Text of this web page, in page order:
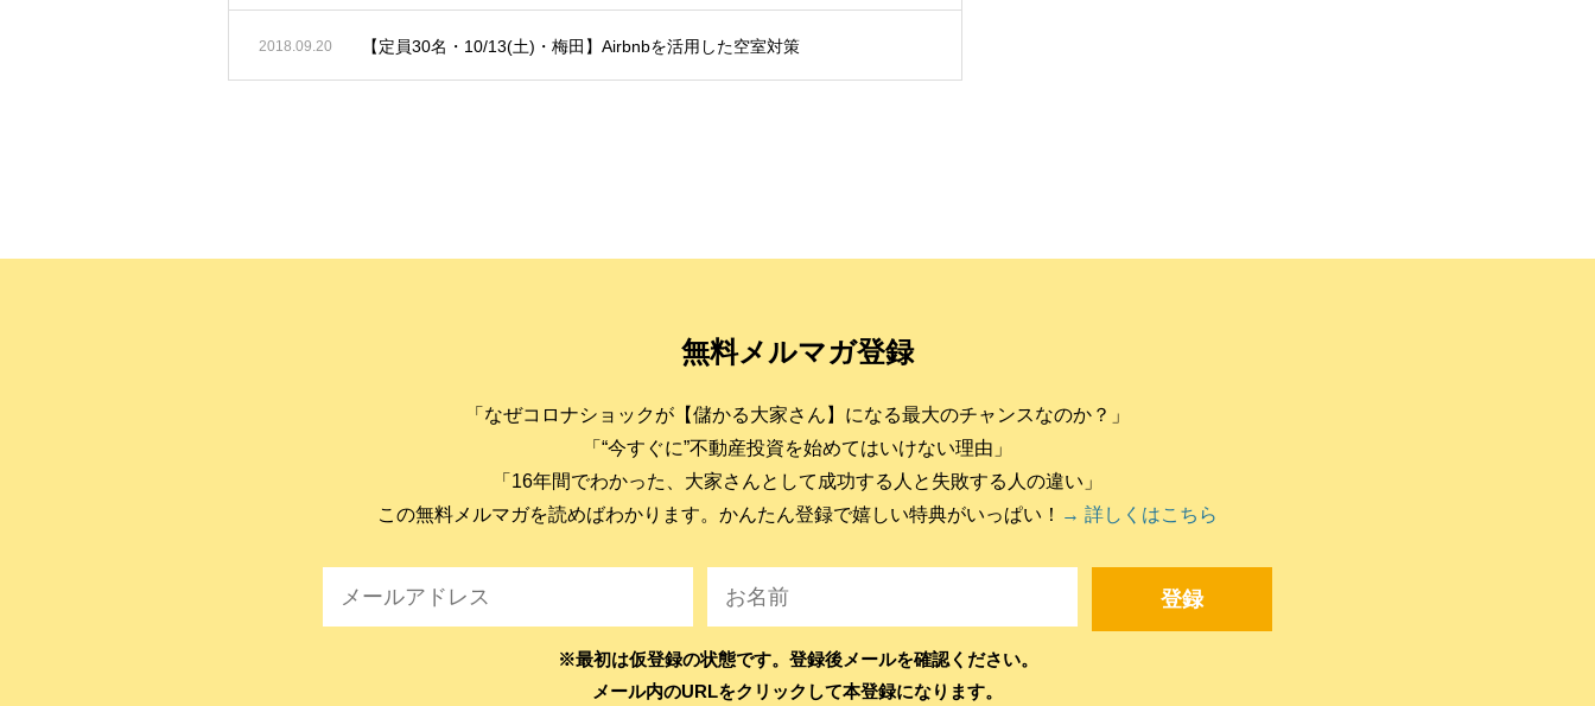
2018.09.20 【定員30名・10/13(土)・梅田】Airbnbを活用した空室対策
無料メルマガ登録
「なぜコロナショックが【儲かる大家さん】になる最大のチャンスなのか？」
「“今すぐに”不動産投資を始めてはいけない理由」
「16年間でわかった、大家さんとして成功する人と失敗する人の違い」
この無料メルマガを読めばわかります。かんたん登録で嬉しい特典がいっぱい！ → 詳しくはこちら
※最初は仮登録の状態です。登録後メールを確認ください。
メール内のURLをクリックして本登録になります。